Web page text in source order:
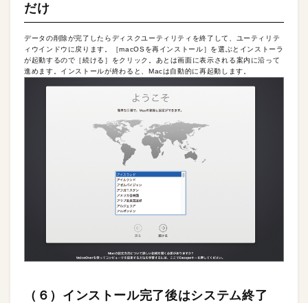
だけ
データの削除が完了したらディスクユーティリティを終了して、ユーティリテ
ィウインドウに戻ります。［macOSを再インストール］を選ぶとインストーラ
が起動するので［続ける］をクリック。あとは画面に表示される案内に沿って
進めます。インストールが終わると、Macは自動的に再起動します。
（６）インストール完了後はシステム終了